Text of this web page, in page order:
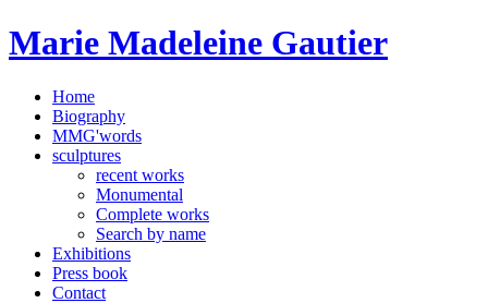
Marie Madeleine Gautier
Home
Biography
MMG'words
sculptures
recent works
Monumental
Complete works
Search by name
Exhibitions
Press book
Contact